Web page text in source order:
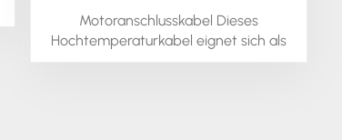
Motoranschlusskabel Dieses
Hochtemperaturkabel eignet sich als
Motoranschlussleitung für